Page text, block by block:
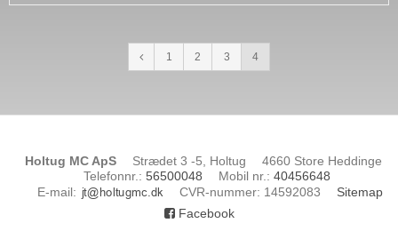
1 2 3 4
Holtug MC ApS Strædet 3 -5, Holtug
4660 Store Heddinge
Telefonnr.: 56500048 Mobil nr.: 40456648
E-mail: CVR-nummer: 14592083
Sitemap
Facebook